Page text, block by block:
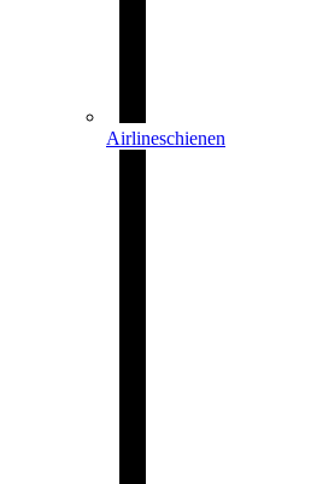
Airlineschienen